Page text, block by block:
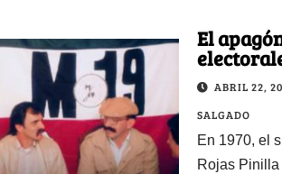
El
semilla
ABRIL 22,
SALGADO
En 1970, el
Rojas